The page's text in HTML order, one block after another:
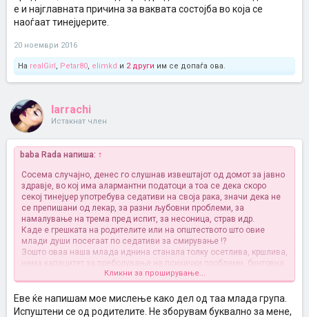
тртат за ситна пара а се оди до степен да и брака и цели фамилии
се испокараат поради таа проклета партија која ке ги запосли за
е и најглавната причина за ваквата состојба во која се
наоѓаат тинејџерите.
20 ноември 2016
На realGirl, Petar80, elimkd и 2 други им се допаѓа ова.
larrachi
Истакнат член
baba Rada напиша: ↑
Сосема случајно, денес го слушнав извештајот од домот за јавно
здравје, во кој има алармантни податоци а тоа се дека скоро
секој тинејџер употребува седативи на своја рака, значи дека не
се препишани од лекар, за разни љубовни проблеми, за
намалување на трема пред испит, за несоница, страв идр.
Каде е грешката на родителите или на општеството што овие
млади души посегаат по седативи за смирување !?
Зошто оваа наша млада иднина станала толку осетлива, кршлива,
нема капацитет за преболување на психички проблеми, бунтовна
е, револуционерна е, сака светот да го менува а мотивацијата за
учење им е во опаѓање, имаат страв од неприфаќање, страв од
исмејување, страв од отфрлање, немаат вера во љубов итн.!?
Оваа појава е страшна работа и мислам дека конечно треба да се
Кликни за проширување...
Еве ќе напишам мое мислење како дел од таа млада група.
Испуштени се од родителите. Не зборувам буквално за мене,